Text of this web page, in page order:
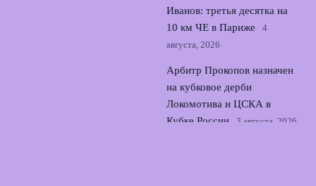
Иванов: третья десятка на
10 км ЧЕ в Париже
4
августа, 2026
Арбитр Прокопов назначен
на кубковое дерби
Локомотива и ЦСКА в
Кубке России
3 августа, 2026